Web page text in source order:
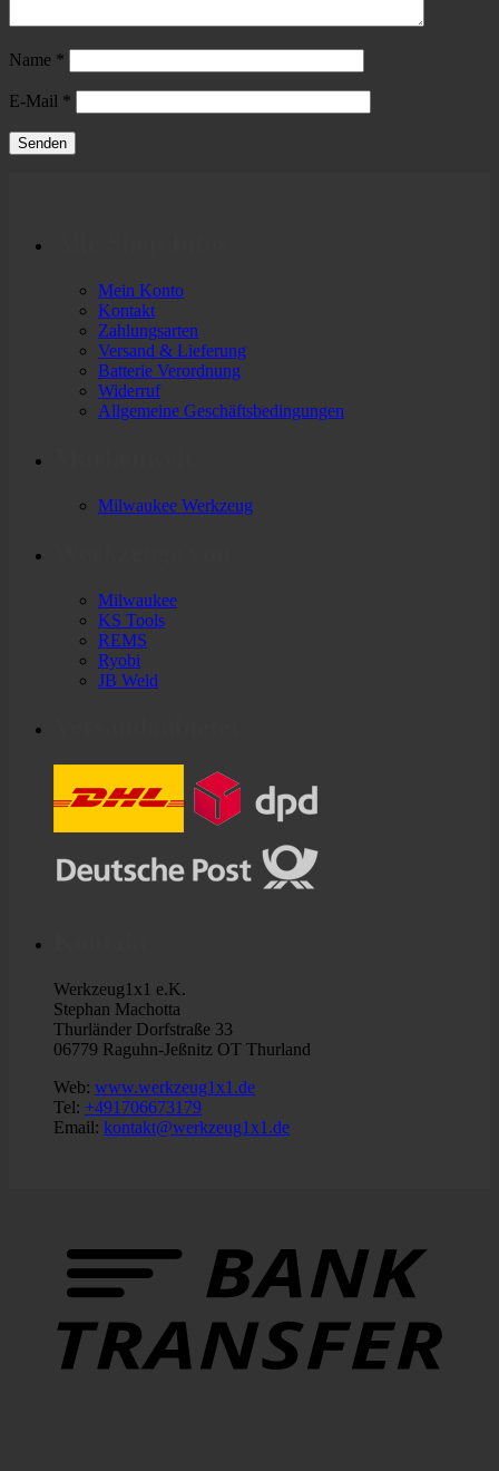
Name *
E-Mail *
Mein Konto
Kontakt
Zahlungsarten
Versand & Lieferung
Batterie Verordnung
Widerruf
Allgemeine Geschäftsbedingungen
Milwaukee Werkzeug
Milwaukee
KS Tools
REMS
Ryobi
JB Weld
Werkzeug1x1 e.K.
Stephan Machotta
Thurländer Dorfstraße 33
06779 Raguhn-Jeßnitz OT Thurland
Web: www.werkzeug1x1.de
Tel: +491706673179
Email: kontakt@werkzeug1x1.de